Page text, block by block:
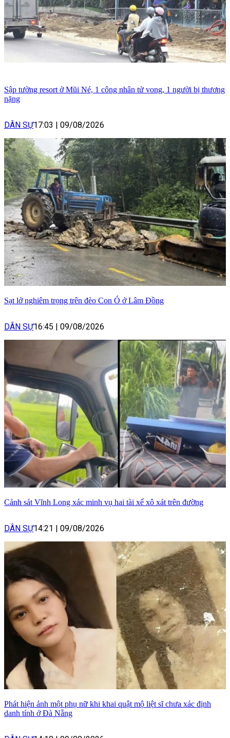
Sập tường resort ở Mũi Né, 1 công nhân tử vong, 1 người bị thương
nặng
DÂN SỰ17:03 09/08/2026
Sạt lở nghiêm trọng trên đèo Con Ó ở Lâm Đồng
DÂN SỰ16:45 09/08/2026
Cảnh sát Vĩnh Long xác minh vụ hai tài xế xô xát trên đường
DÂN SỰ14:21 09/08/2026
Phát hiện ảnh một phụ nữ khi khai quật mộ liệt sĩ chưa xác định
danh tính ở Đà Nẵng